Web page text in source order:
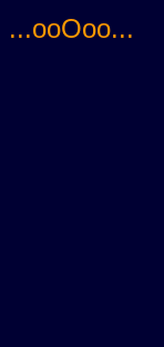
...ooOoo...